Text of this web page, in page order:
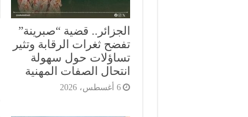
الجزائر.. قضية “صبرينة”
تفضح ثغرات الرقابة وتثير
تساؤلات حول سهولة
انتحال الصفات المهنية
6 أغسطس، 2026